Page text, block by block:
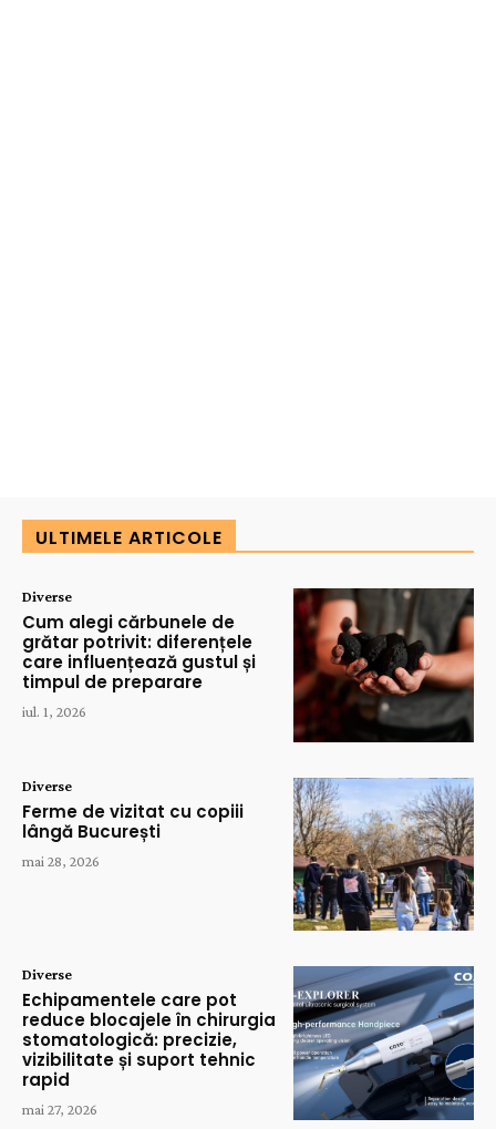
ULTIMELE ARTICOLE
Diverse
Cum alegi cărbunele de
grătar potrivit: diferențele
care influențează gustul și
timpul de preparare
iul. 1, 2026
Diverse
Ferme de vizitat cu copiii
lângă București
mai 28, 2026
Diverse
Echipamentele care pot
reduce blocajele în chirurgia
stomatologică: precizie,
vizibilitate și suport tehnic
rapid
mai 27, 2026